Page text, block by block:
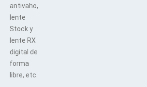
antivaho,
lente
Stock y
lente RX
digital de
forma
libre, etc.